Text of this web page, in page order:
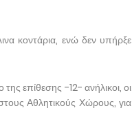
κοντάρια, ενώ δεν υπήρξε
επίθεσης -12- ανήλικοι, οι
Αθλητικούς Χώρους, για